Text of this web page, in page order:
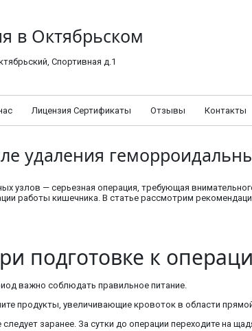
в Октябрьском
Спортивная д.1
Лицензия Сертификаты Отзывы
Контакты
удаления
узлов — серьезная операция, требующая
работы кишечника. В статье рассмотрим
подготовке к
важно соблюдать правильное питание.
продукты, увеличивающие кровоток в области
заранее. За сутки до операции переходите на